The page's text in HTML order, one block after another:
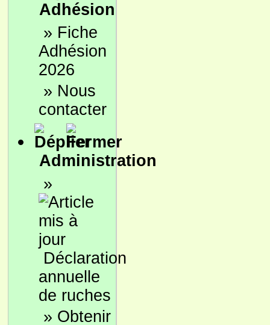
Adhésion
» Fiche
Adhésion
2026
» Nous
contacter
Administration
»
Déclaration
annuelle
de ruches
» Obtenir